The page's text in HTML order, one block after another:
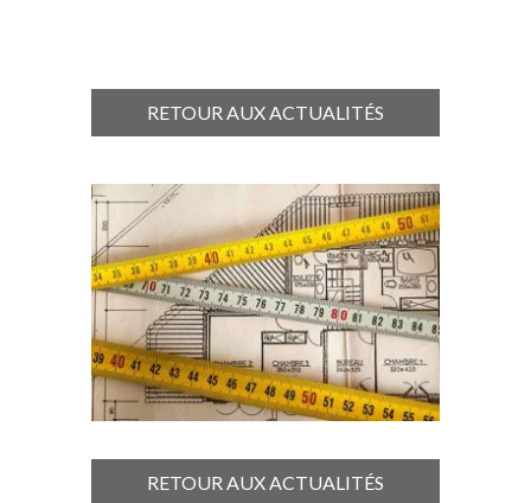
RETOUR AUX ACTUALITÉS
RETOUR AUX ACTUALITÉS